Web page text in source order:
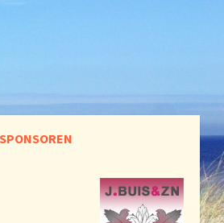
SPONSOREN